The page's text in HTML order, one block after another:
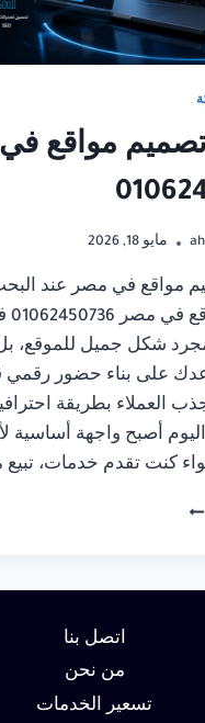
مواقع
مايو 18, 2026
مواقع في مصر عند
شكل جميل للموقع،
على بناء حضور رقمي
العملاء بطريقة
اليوم أصبح واجهة أساسية
كنت تقدم خدمات، تبيع
شركة
اتصل بنا
من نحن
تسعير الخدمات